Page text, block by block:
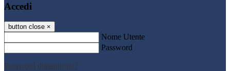
Accedi
button close ×
Nome Utente
Password
Password dimenticata?